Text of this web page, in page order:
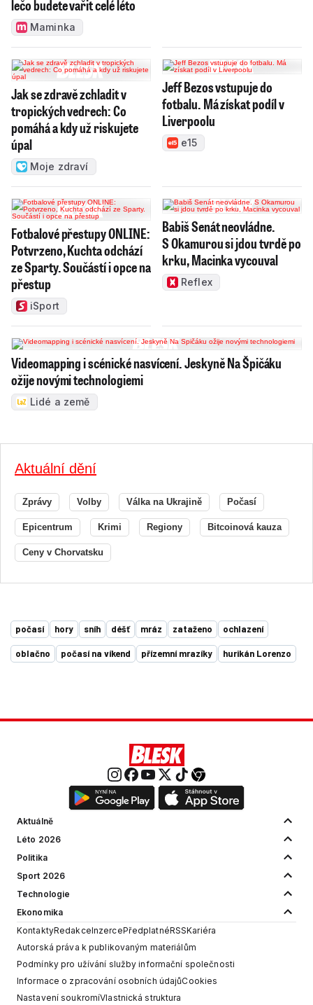
lečo budete vařit celé léto
Maminka
Jak se zdravě zchladit v
tropických vedrech: Co
pomáhá a kdy už riskujete
úpal
Moje zdraví
Jeff Bezos vstupuje do
fotbalu. Má získat podíl v
Liverpoolu
e15
Fotbalové přestupy ONLINE:
Potvrzeno, Kuchta odchází
ze Sparty. Součástí i opce na
přestup
iSport
Babiš Senát neovládne.
S Okamurou si jdou tvrdě po
krku, Macinka vycouval
Reflex
Videomapping i scénické nasvícení. Jeskyně Na Špičáku
ožije novými technologiemi
Lidé a země
Aktuální dění
Zprávy Volby Válka na Ukrajině Počasí
Epicentrum Krimi Regiony Bitcoinová kauza
Ceny v Chorvatsku
počasí hory sníh déšť mráz zataženo ochlazení
oblačno počasí na víkend přízemní mrazíky hurikán Lorenzo
Aktuálně
Léto 2026
Politika
Sport 2026
Technologie
Ekonomika
KontaktyRedakceInzercePředplatnéRSSKariéra
Autorská práva k publikovaným materiálům
Podmínky pro užívání služby informační společnosti
Informace o zpracování osobních údajůCookies
Nastavení soukromíVlastnická struktura